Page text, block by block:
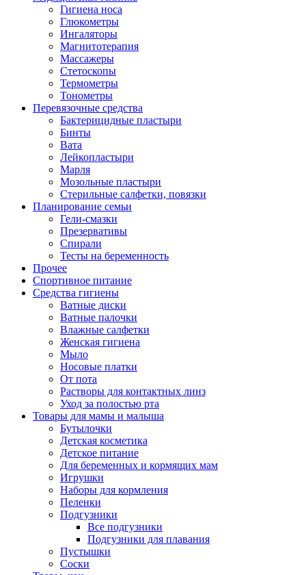
Гигиена носа
Глюкометры
Ингаляторы
Магнитотерапия
Массажеры
Стетоскопы
Термометры
Тонометры
Перевязочные средства
Бактерицидные пластыри
Бинты
Вата
Лейкопластыри
Марля
Мозольные пластыри
Стерильные салфетки, повязки
Планирование семьи
Гели-смазки
Презервативы
Спирали
Тесты на беременность
Прочее
Спортивное питание
Средства гигиены
Ватные диски
Ватные палочки
Влажные салфетки
Женская гигиена
Мыло
Носовые платки
От пота
Растворы для контактных линз
Уход за полостью рта
Товары для мамы и малыша
Бутылочки
Детская косметика
Детское питание
Для беременных и кормящих мам
Игрушки
Наборы для кормления
Пеленки
Подгузники
Все подгузники
Подгузники для плавания
Пустышки
Соски